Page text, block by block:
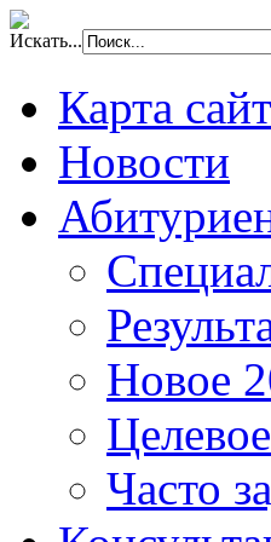
Искать...
Карта
Новости
Новое
Часто